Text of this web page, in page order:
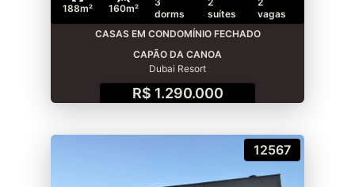
188m² 160m²
dorms
suítes
vagas
CASAS EM CONDOMÍNIO FECHADO
CAPÃO DA CANOA
Dubai Resort
R$ 1.290.000
12567